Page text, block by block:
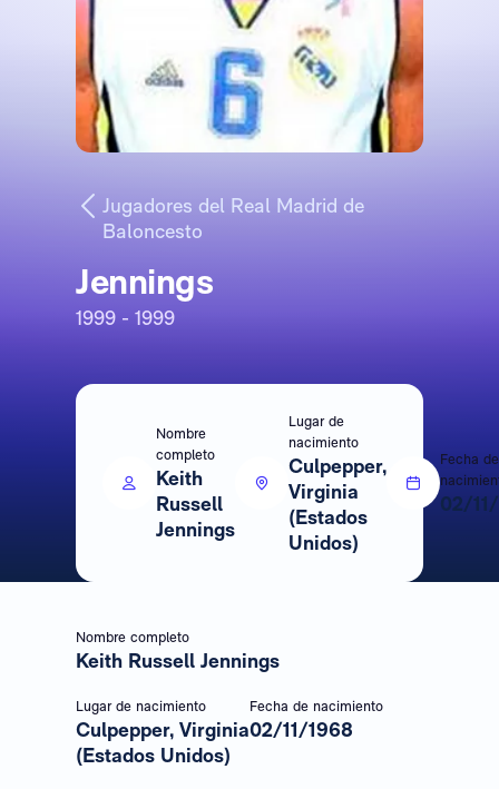
Jugadores del Real Madrid de
Baloncesto
Jennings
1999 - 1999
Nombre
completo
Keith
Russell
Jennings
Lugar de
nacimiento
Culpepper,
Virginia
(Estados
Unidos)
Fecha de
02/
Nombre completo
Keith Russell Jennings
Lugar de nacimiento
Culpepper, Virginia
(Estados Unidos)
Fecha de nacimiento
02/11/1968